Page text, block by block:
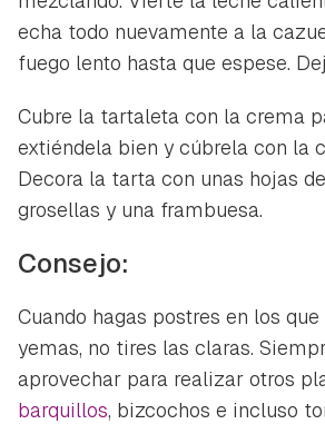
echa todo nuevamente a la
fuego lento hasta que espese.
Cubre la tartaleta con la crema
extiéndela bien y cúbrela con la
Decora la tarta con unas hojas
grosellas y una frambuesa.
Consejo:
Cuando hagas postres en los
yemas, no tires las claras.
aprovechar para realizar otros
barquillos, bizcochos e incluso